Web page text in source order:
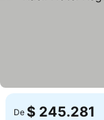
De $ 245.281